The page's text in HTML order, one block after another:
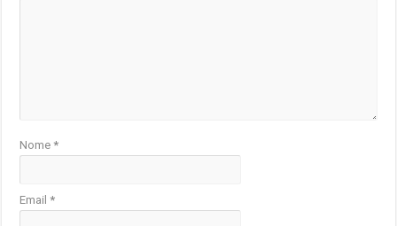
Nome*
Email*